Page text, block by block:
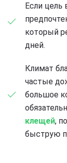
Если цель
который
дней.
Климат
частые
большое
клещей,
быструю